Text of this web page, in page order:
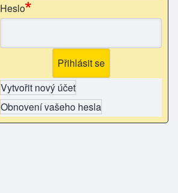
Heslo
Vytvořit nový účet
Obnovení vašeho hesla